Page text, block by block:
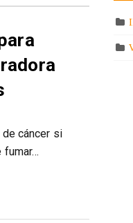
cáncer si
fumar…